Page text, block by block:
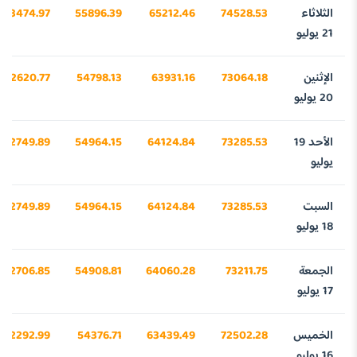
الثلاثاء
21 يوليو
74528.53
65212.46
55896.39
43474.97
الإثنين
20 يوليو
73064.18
63931.16
54798.13
42620.77
الأحد 19
يوليو
73285.53
64124.84
54964.15
42749.89
السبت
18 يوليو
73285.53
64124.84
54964.15
42749.89
الجمعة
17 يوليو
73211.75
64060.28
54908.81
42706.85
الخميس
72502.28
63439.49
54376.71
42292.99